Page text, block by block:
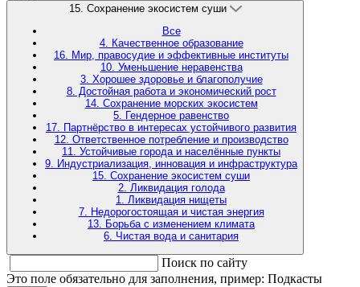
15. Сохранение экосистем суши
Все
4. Качественное образование
16. Мир, правосудие и эффективные институты
10. Уменьшение неравенства
3. Хорошее здоровье и благополучие
8. Достойная работа и экономический рост
14. Сохранение морских экосистем
5. Гендерное равенство
17. Партнёрство в интересах устойчивого развития
12. Ответственное потребление и производство
11. Устойчивые города и населённые пункты
9. Индустриализация, инновация и инфраструктура
15. Сохранение экосистем суши
2. Ликвидация голода
1. Ликвидация нищеты
7. Недорогостоящая и чистая энергия
13. Борьба с изменением климата
6. Чистая вода и санитария
Поиск по сайту
Это поле обязательно для заполнения, пример: Подкасты